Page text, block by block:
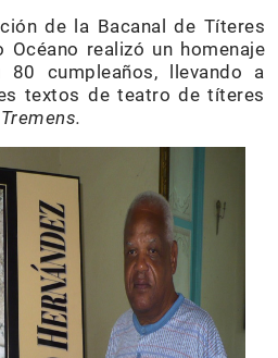
de la Bacanal de Títeres
realizó un homenaje
cumpleaños, llevando a
textos de teatro de títeres